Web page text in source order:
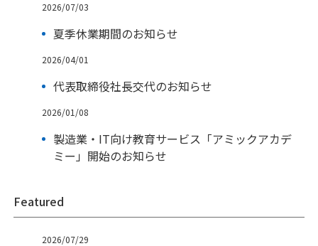
2026/07/03
夏季休業期間のお知らせ
2026/04/01
代表取締役社長交代のお知らせ
2026/01/08
製造業・IT向け教育サービス「アミックアカデ
ミー」開始のお知らせ
Featured
2026/07/29